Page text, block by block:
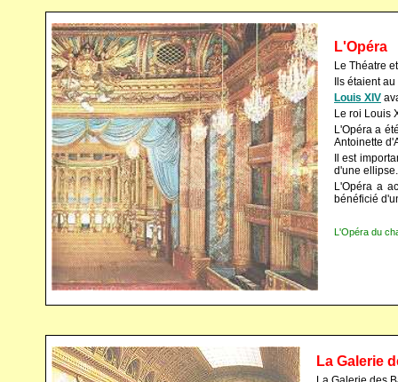
L'Opéra
Le Théatre
Ils étaient
Louis XIV
Le roi Louis
L'Opéra a
Antoinette
Il est
d'une
L'Opéra a
bénéficié
L'Opéra du
La Galerie